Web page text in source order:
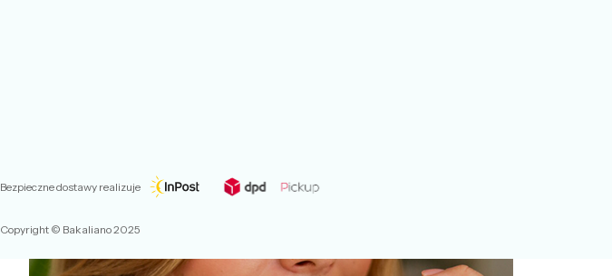
Bezpieczne dostawy realizuje
Copyright © Bakaliano 2025